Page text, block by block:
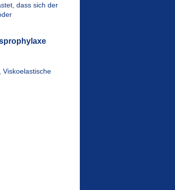
dass sich der